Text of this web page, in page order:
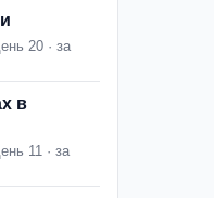
20 · за
в
11 · за